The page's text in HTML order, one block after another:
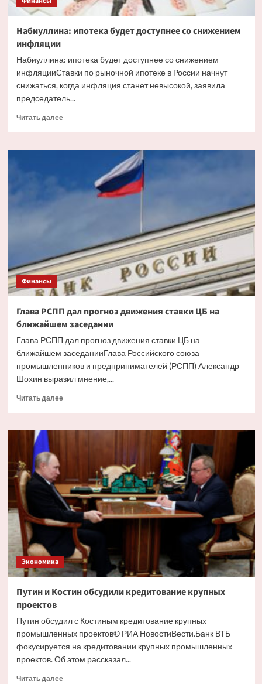
Набиуллина: ипотека будет доступнее со снижением
инфляции
Набиуллина: ипотека будет доступнее со снижением
инфляцииСтавки по рыночной ипотеке в России начнут
снижаться, когда инфляция станет невысокой, заявила
председатель...
Читать далееПрочитать
Набиуллина:
доступнее
со
Финансы
Глава РСПП дал прогноз движения ставки ЦБ на
ближайшем заседании
Глава РСПП дал прогноз движения ставки ЦБ на
ближайшем заседанииГлава Российского союза
промышленников и предпринимателей (РСПП) Александр
Шохин выразил мнение,...
Читать далееПрочитать
Глава
движения
ставки
ЦБ
на
ближайшем
заседании
Экономика
Путин и Костин обсудили кредитование крупных
проектов
Путин обсудил с Костиным кредитование крупных
промышленных проектов© РИА НовостиВести.Банк ВТБ
фокусируется на кредитовании крупных промышленных
проектов. Об этом рассказал...
Читать далееПрочитать